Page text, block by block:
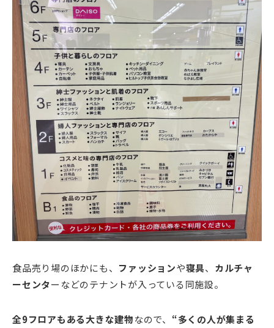
食品売り場のほかにも、 ファッションや寝具、 カルチャ
ーセンターなどのテナントが入っている同施設。
全9フロアもある大きな建物なので、 “多くの人が集まる